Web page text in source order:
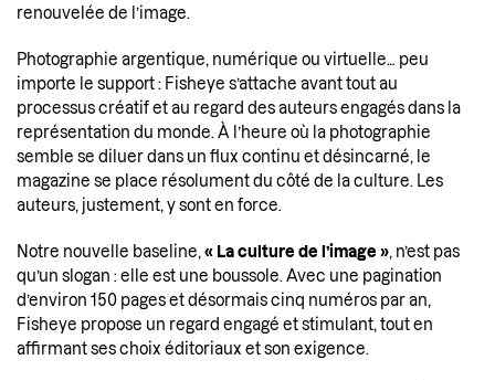
renouvelée de l’image.
Photographie argentique, numérique ou virtuelle… peu
importe le support : Fisheye s’attache avant tout au
processus créatif et au regard des auteurs engagés dans la
représentation du monde. À l’heure où la photographie
semble se diluer dans un flux continu et désincarné, le
magazine se place résolument du côté de la culture. Les
auteurs, justement, y sont en force.
Notre nouvelle baseline, « La culture de l’image », n’est pas
qu’un slogan : elle est une boussole. Avec une pagination
d’environ 150 pages et désormais cinq numéros par an,
Fisheye propose un regard engagé et stimulant, tout en
affirmant ses choix éditoriaux et son exigence.